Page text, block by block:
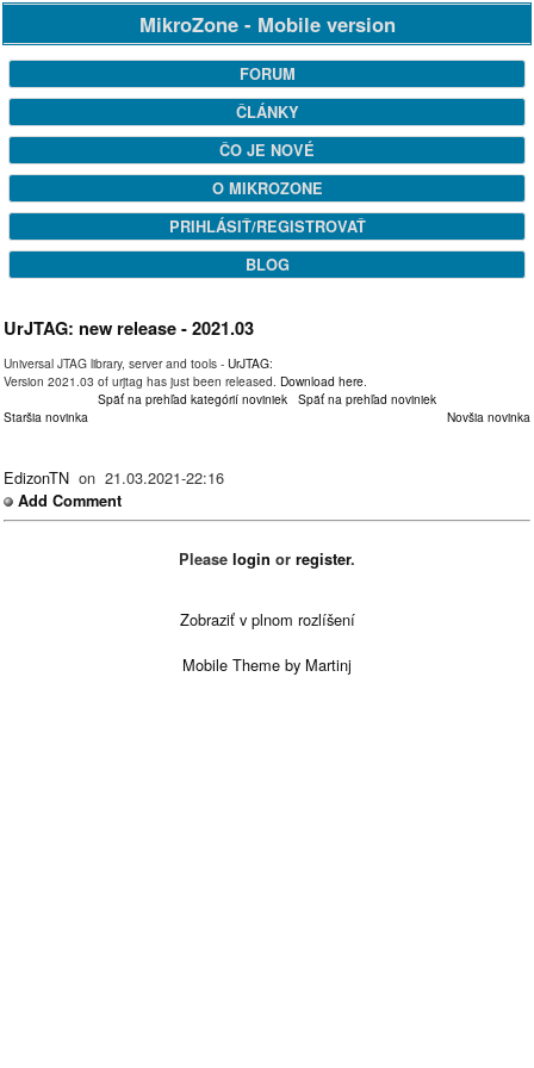
MikroZone - Mobile version
FORUM
ČLÁNKY
ČO JE NOVÉ
O MIKROZONE
PRIHLÁSIŤ/REGISTROVAŤ
BLOG
UrJTAG: new release - 2021.03
Universal JTAG library, server and tools - UrJTAG:
Version 2021.03 of urjtag has just been released. Download here.
Späť na prehľad kategórií noviniek Späť na prehľad noviniek
Staršia novinka
Novšia novinka
EdizonTN on 21.03.2021-22:16
Add Comment
Please login or register.
Zobraziť v plnom rozlíšení
Mobile Theme by Martinj